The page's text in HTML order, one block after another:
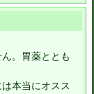
。胃薬ととも
本当にオスス